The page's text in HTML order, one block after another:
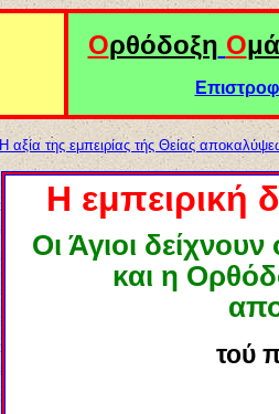
Ορθόδοξη Ο
Η αξία της εμπειρίας τής Θείας
Η εμπειρική
Οι Άγιοι
και η
τού